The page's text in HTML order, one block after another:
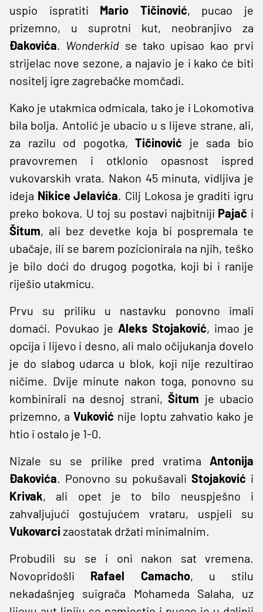
uspio ispratiti Mario Tičinović, pucao je
prizemno, u suprotni kut, neobranjivo za
Đakovića. Wonderkid se tako upisao kao prvi
strijelac nove sezone, a najavio je i kako će biti
nositelj igre zagrebačke momčadi.
Kako je utakmica odmicala, tako je i Lokomotiva
bila bolja. Antolić je ubacio u s lijeve strane, ali,
za razilu od pogotka,Tičinović je sada bio
pravovremen i otklonio opasnost ispred
vukovarskih vrata. Nakon 45 minuta, vidljiva je
ideja Nikice Jelavića. Cilj Lokosa je graditi igru
preko bokova. U toj su postavi najbitniji Pajač i
Šitum, ali bez devetke koja bi pospremala te
ubačaje, ili se barem pozicionirala na njih, teško
je bilo doći do drugog pogotka, koji bi i ranije
riješio utakmicu.
Prvu su priliku u nastavku ponovno imali
domaći. Povukao je Aleks Stojaković, imao je
opcija i lijevo i desno, ali malo očijukanja dovelo
je do slabog udarca u blok, koji nije rezultirao
ničime. Dvije minute nakon toga, ponovno su
kombinirali na desnoj strani, Šitum je ubacio
prizemno, aVuković nije loptu zahvatio kako je
htio i ostalo je 1-0.
Nizale su se prilike pred vratima Antonija
Đakovića. Ponovno su pokušavali Stojaković i
Krivak, ali opet je to bilo neuspješno i
zahvaljujući gostujućem vrataru, uspjeli su
Vukovarci zaostatak držati minimalnim.
Probudili su se i oni nakon sat vremena.
Novopridošli Rafael Camacho, u stilu
nekadašnjeg suigrača Mohameda Salaha, uz